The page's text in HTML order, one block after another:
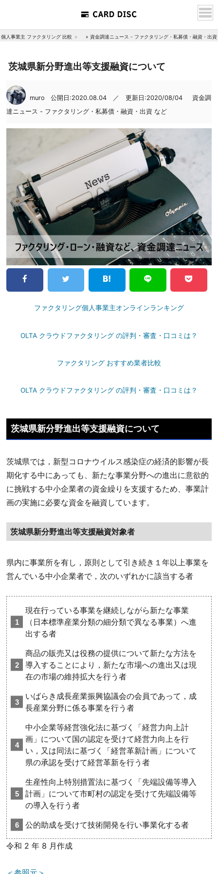
個人事業主 ファクタリング 比較 » 資金調達ニュース - ファクタリング・私募債・融資・出
茨城県新分野進出等支援融資について
muro 公開日:2020.08.04 ／ 更新日:2020/08/04
資金調
達ニュース - ファクタリング・私募債・融資・出資 など
ファクタリング個人事業主オンラインランキング
OLTA クラウドファクタリング の評判・審査・口コミは？
ファクタリング おすすめ業者比較
OLTA クラウドファクタリング の評判・審査・口コミは？
茨城県新分野進出等支援融資について
茨城県では，新型コロナウイルス感染症の経済的影響が長
期化する中にあっても、新たな事業分野への進出に意欲的
に挑戦する中小企業者の資金繰りを支援するため、事業計
画の実施に必要な資金を融資しています。
茨城県新分野進出等支援融資対象者
県内に事業所を有し，原則として引き続き１年以上事業を
営んでいる中小企業者で，次のいずれかに該当する者
現在行っている事業を継続しながら新たな事業
（日本標準産業分類の細分類で異なる事業）へ進
出する者
商品の販売又は役務の提供について新たな方法を
導入することにより，新たな市場への進出又は現
在の市場の維持拡大を行う者
いばらき成長産業振興協議会の会員であって，成
長産業分野に係る事業を行う者
中小企業等経営強化法に基づく「経営力向上計
画」について国の認定を受けて経営力向上を行
い，又は同法に基づく「経営革新計画」について
県の承認を受けて経営革新を行う者
生産性向上特別措置法に基づく「先端設備等導入
計画」について市町村の認定を受けて先端設備等
の導入を行う者
公的助成を受けて技術開発を行い事業化する者
令和 2 年 8 月作成